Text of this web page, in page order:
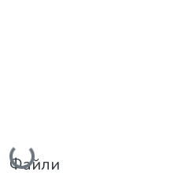
Вантажиться...
Файли